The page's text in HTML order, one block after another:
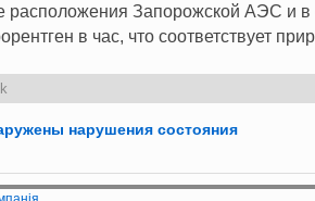
Запорожской АЭС и в
в час, что соответствует
нарушения состояния